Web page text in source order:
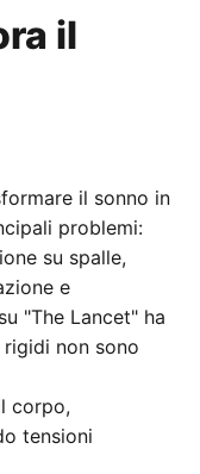
il
il sonno in
problemi:
su spalle,
e
"The Lancet" ha
non sono
corpo,
tensioni